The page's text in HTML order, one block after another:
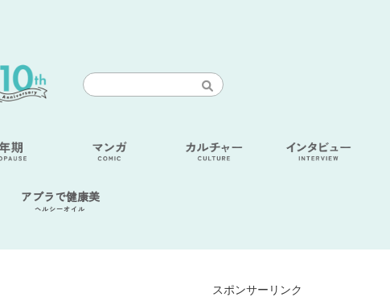
アブラで健康美
ヘルシーオイル
スポンサーリンク